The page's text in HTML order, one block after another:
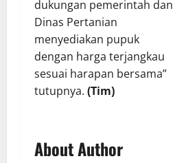
dukungan pemerintah dan
Dinas Pertanian
menyediakan pupuk
dengan harga terjangkau
sesuai harapan bersama”
tutupnya. (Tim)
About Author